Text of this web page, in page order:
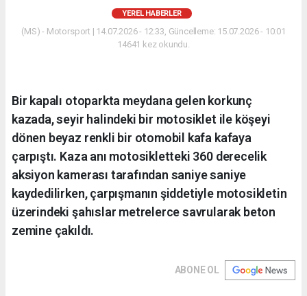
YEREL HABERLER
(MS) - Motorsport | 14.07.2026 - 12:33, Güncelleme: 15.07.2026 - 10:01
14641 kez okundu.
Bir kapalı otoparkta meydana gelen korkunç
kazada, seyir halindeki bir motosiklet ile köşeyi
dönen beyaz renkli bir otomobil kafa kafaya
çarpıştı. Kaza anı motosikletteki 360 derecelik
aksiyon kamerası tarafından saniye saniye
kaydedilirken, çarpışmanın şiddetiyle motosikletin
üzerindeki şahıslar metrelerce savrularak beton
zemine çakıldı.
ABONE OL